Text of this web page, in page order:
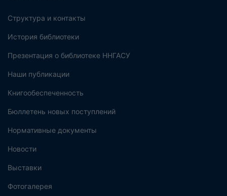
Структура и контакты
История библиотеки
Презентация о библиотеке ННГАСУ
Наши публикации
Книгообеспеченность
Бюллетень новых поступлений
Нормативные документы
Новости
Выставки
Фотогалерея